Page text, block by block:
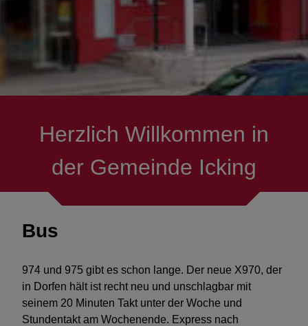
Vereine
Asylhilfe Icking
Senioren
Verkehr & Mobilität
Mitmachen
Ausflüge & Ziele
Hilfe in Notlagen
Glaube & Kirche
Herzlich Willkommen in
der Gemeinde Icking
Bus
974 und 975 gibt es schon lange. Der neue X970, der
in Dorfen hält ist recht neu und unschlagbar mit
seinem 20 Minuten Takt unter der Woche und
Stundentakt am Wochenende. Express nach